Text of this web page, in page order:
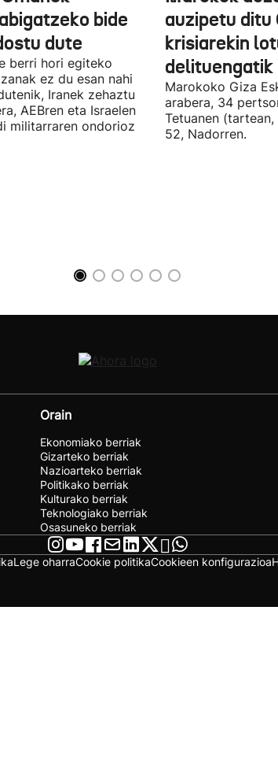
bide
dute
berri hori egiteko
ez du esan nahi
Iranek zehaztu
AEBren eta Israelen
militarraren ondorioz
auzipetu ditu
krisiarekin
delituengatik
Marokoko Giza
arabera, 34
Tetuanen
52, Nadorren.
Orain
Ekonomiako berriak
Gizarteko berriak
Nazioarteko berriak
Politikako berriak
Kulturako berriak
Teknologiako berriak
Osasuneko berriak
Lege oharraCookie politikaCookieen konfigurazioa